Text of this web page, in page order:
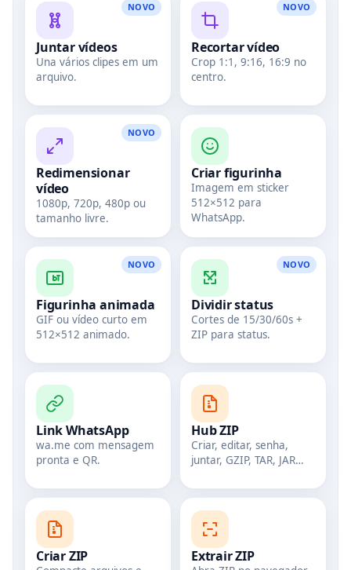
NOVO
Juntar vídeos
Una vários clipes em um
arquivo.
NOVO
Recortar vídeo
Crop 1:1, 9:16, 16:9 no
centro.
NOVO
Redimensionar
vídeo
1080p, 720p, 480p ou
tamanho livre.
Criar figurinha
Imagem em sticker
512×512 para
WhatsApp.
NOVO
Figurinha animada
GIF ou vídeo curto em
512×512 animado.
NOVO
Dividir status
Cortes de 15/30/60s +
ZIP para status.
Link WhatsApp
wa.me com mensagem
pronta e QR.
Hub ZIP
Criar, editar, senha,
juntar, GZIP, TAR, JAR…
Criar ZIP Extrair ZIP